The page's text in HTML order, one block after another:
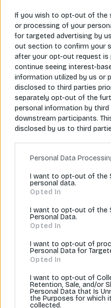
If you wish to opt-out of the
or processing of your
for targeted advertising by
out section to confirm your
after your opt-out request is
continue seeing interest-
information utilized by us or
disclosed to third parties
separately opt-out of the
personal information by third
downstream participants.
disclosed by us to third
Personal Data
I want to opt-out of the
personal data.
Opted In
I want to opt-out of the
Personal Data.
Opted In
I want to opt-out of
Personal Data for
Opted In
I want to opt-out of
Retention, Sale, and/or
Personal Data that Is
the Purposes for which
collected.
ktorá je v lepkavejších
kórejská) ľahko
ako polievky, sa zasa
paličiek a lyžice.
Rozdiely
Hoci sa paličky
krajiny si vyvinuli svoje
paličky sú dlhšie a majú
praktické pri servírovaní
zašpicatené konce, čo je
surovými rybami a
výnimočné tým, že sú
súvisí s tradíciou
Paličky ako
Paličky sa stali viac než
nositeľmi kultúrneho